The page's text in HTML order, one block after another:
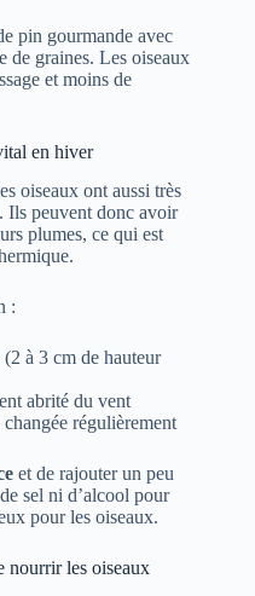
pin gourmande avec
de graines. Les oiseaux
et moins de
en hiver
oiseaux ont aussi très
Ils peuvent donc avoir
plumes, ce qui est
:
à 3 cm de hauteur
abrité du vent
changée régulièrement
et de rajouter un peu
sel ni d’alcool pour
pour les oiseaux.
nourrir les oiseaux